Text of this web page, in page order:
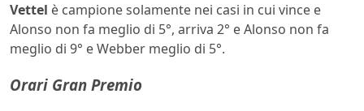
Vettel è campione solamente nei casi in cui vince e
Alonso non fa meglio di 5°, arriva 2° e Alonso non fa
meglio di 9° e Webber meglio di 5°.
Orari Gran Premio